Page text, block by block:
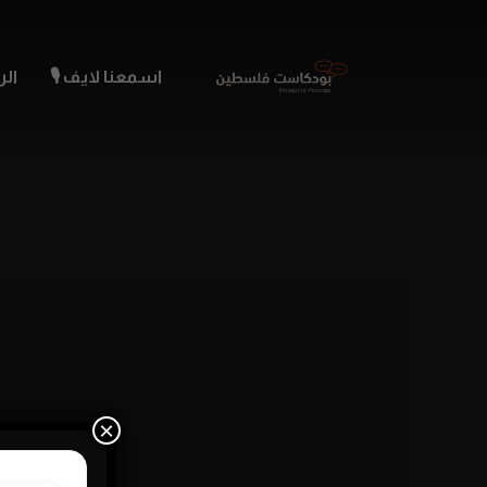
اسمعنا لايف 🎙️
×